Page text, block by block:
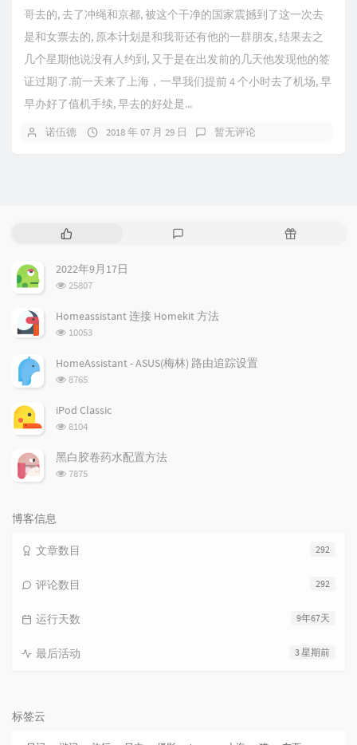
哥去的, 去了冲绳和京都, 被这个干净的国家震撼到了这一次去
是和女票去的, 原本计划是和我哥还有他的一群朋友, 结果去之
几个星期他说没有人约到, 又于是在出发前的几天他发现他的签
证过期了.前一天来了上海，一早我们提前 4 个小时去了机场, 早
早办好了值机手续, 早去的好处是...
诺伍德 2018 年 07 月 29 日 暂无评论
热
文
章
随
2022年9月17日
浏
次
25807
Homeassistant 连接 Homekit 方法
浏
次
10053
HomeAssistant - ASUS(梅林) 路由追踪设置
浏
次
8765
iPod Classic
浏
次
数:
8104
黑白胶卷药水配置方法
浏
7875
博客信息
292
文章数目
292
评论数目
9年67天
运行天数
3 星期前
最后活动
标签云